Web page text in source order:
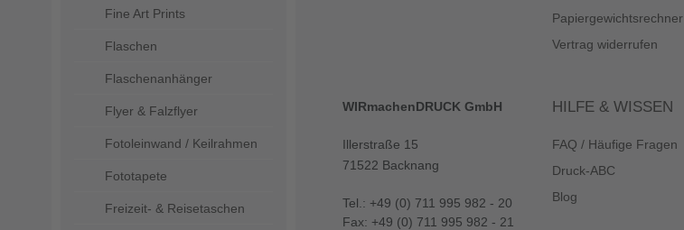
Fine Art Prints
Flaschen
Flaschenanhänger
Flyer & Falzflyer
Fotoleinwand / Keilrahmen
Fototapete
Freizeit- & Reisetaschen
Papiergewichtsrechner
Vertrag widerrufen
WIRmachenDRUCK GmbH
Illerstraße 15
71522 Backnang
Tel.: +49 (0) 711 995 982 - 20
Fax: +49 (0) 711 995 982 - 21
HILFE & WISSEN
FAQ / Häufige Fragen
Druck-ABC
Blog